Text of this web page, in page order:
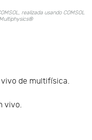
realizada usando COMSOL
Multiphysics®
de multifísica.
vivo.